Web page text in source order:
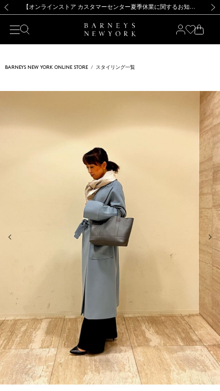
新規登録のお客様も対象！＜MY BARNEYS＞会員のお客様は11,000円（税込）以上のお買上げで常時送料無料！お買い物の際は会員登録を！
【夏季休業に伴う出荷一時停止のお知らせ】(2026.8.7) 【オンラインストア カスタマーセンター夏季休業に関するお知らせ】（2026.8.7）
【夏季休業に伴う返品・交換承り一時停止のお知らせ】（2026.8.5）
熊本県を中心とした地震の影響によるお荷物のお届けについて
【開催中】SUMMER SALEのご案内・ご注意事項 新規登録のお客様も対象！＜MY BARNEYS＞会員のお客様は11,000円（税込）以上のお買上げで常時送料無料！お買い物の際は会員登録を！
【夏季休業に伴う出荷一時停止のお知らせ】(2026.8.7)
BARNEYS NEW YORK ONLINE STORE スタイリング一覧